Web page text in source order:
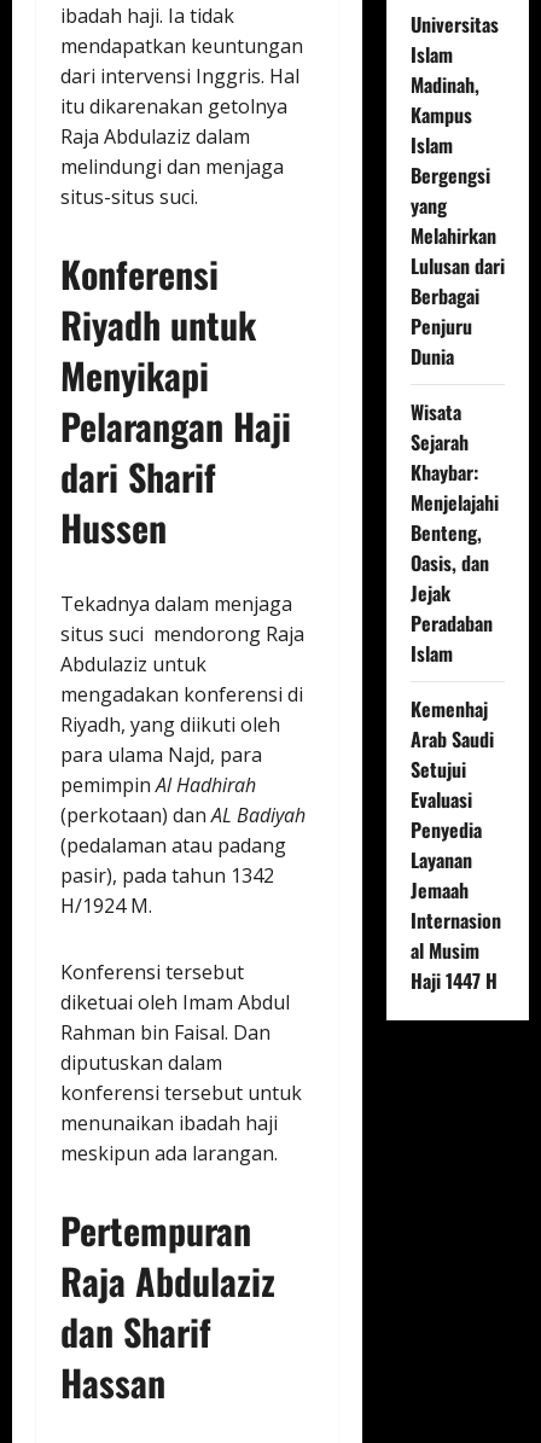
ibadah haji. Ia tidak
mendapatkan keuntungan
dari intervensi Inggris. Hal
itu dikarenakan getolnya
Raja Abdulaziz dalam
melindungi dan menjaga
situs-situs suci.
Konferensi
Riyadh untuk
Menyikapi
Pelarangan Haji
dari Sharif
Hussen
Tekadnya dalam menjaga
situs suci mendorong Raja
Abdulaziz untuk
mengadakan konferensi di
Riyadh, yang diikuti oleh
para ulama Najd, para
pemimpinAl Hadhirah
(perkotaan) danAL Badiyah
(pedalaman atau padang
pasir), pada tahun 1342
H/1924 M.
Konferensi tersebut
diketuai oleh Imam Abdul
Rahman bin Faisal. Dan
diputuskan dalam
konferensi tersebut untuk
menunaikan ibadah haji
meskipun ada larangan.
Pertempuran
Raja Abdulaziz
dan Sharif
Hassan
Universitas
Islam
Madinah,
Kampus
Islam
Bergengsi
yang
Melahirkan
Lulusan dari
Berbagai
Penjuru
Dunia
Wisata
Sejarah
Khaybar:
Menjelajahi
Benteng,
Oasis, dan
Jejak
Peradaban
Islam
Kemenhaj
Arab Saudi
Setujui
Evaluasi
Penyedia
Layanan
Jemaah
Internasion
al Musim
Haji 1447 H